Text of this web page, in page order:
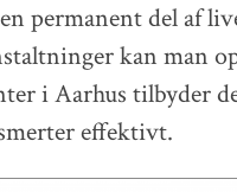
permanent del af
kan man
i Aarhus tilbyder
effektivt.